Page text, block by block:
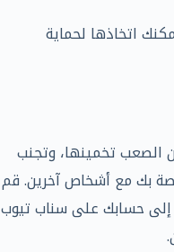
اتخاذها لحماية
الصعب تخمينها، وتجنب
بك مع أشخاص آخرين. قم
إلى حسابك على سناب تيوب